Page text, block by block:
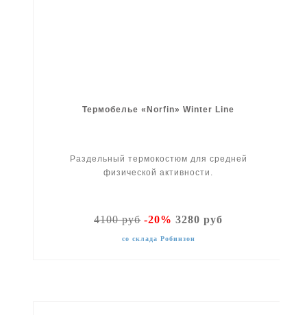
Термобелье «Norfin» Winter Line
Раздельный термокостюм для средней
физической активности.
4100 руб-20% 3280 руб
со склада Робинзон